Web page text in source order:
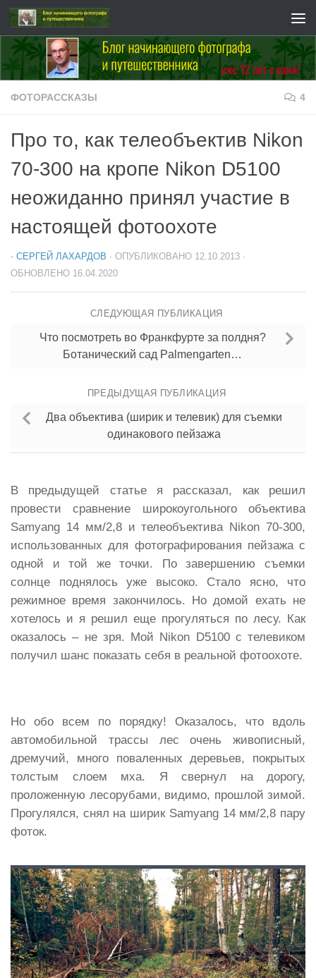
Перейти к содержимому
ФОТОРАССКАЗЫ 4
Про то, как телеобъектив Nikon
70-300 на кропе Nikon D5100
неожиданно принял участие в
настоящей фотоохоте
- СЕРГЕЙ ЛАХАРДОВ · ОПУБЛИКОВАНО 12.10.2013 ·
ОБНОВЛЕНО 16.04.2020
СЛЕДУЮЩАЯ ПУБЛИКАЦИЯ
Что посмотреть во Франкфурте за полдня?
Ботанический сад Palmengarten…
ПРЕДЫДУЩАЯ ПУБЛИКАЦИЯ
Два объектива (ширик и телевик) для съемки
одинакового пейзажа
В предыдущей статье я рассказал, как решил
провести сравнение широкоугольного объектива
Samyang 14 мм/2,8 и телеобъектива Nikon 70-300,
использованных для фотографирования пейзажа с
одной и той же точки. По завершению съемки
солнце поднялось уже высоко. Стало ясно, что
режимное время закончилось. Но домой ехать не
хотелось и я решил еще прогуляться по лесу. Как
оказалось – не зря. Мой Nikon D5100 с телевиком
получил шанс показать себя в реальной фотоохоте.
Но обо всем по порядку! Оказалось, что вдоль
автомобильной трассы лес очень живописный,
дремучий, много поваленных деревьев, покрытых
толстым слоем мха. Я свернул на дорогу,
проложенную лесорубами, видимо, прошлой зимой.
Прогулялся, снял на ширик Samyang 14 мм/2,8 пару
фоток.